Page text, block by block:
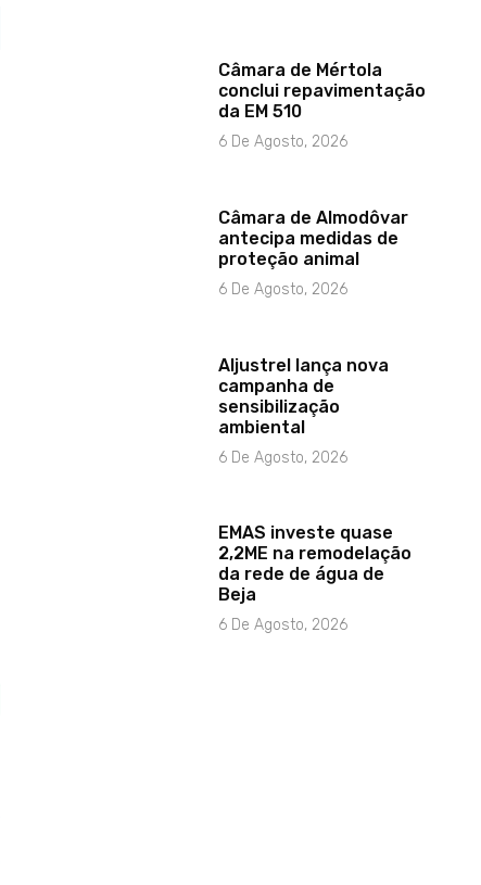
Câmara de Mértola
conclui repavimentação
da EM 510
6 De Agosto, 2026
Câmara de Almodôvar
antecipa medidas de
proteção animal
6 De Agosto, 2026
Aljustrel lança nova
campanha de
sensibilização
ambiental
6 De Agosto, 2026
EMAS investe quase
2,2ME na remodelação
da rede de água de
Beja
6 De Agosto, 2026